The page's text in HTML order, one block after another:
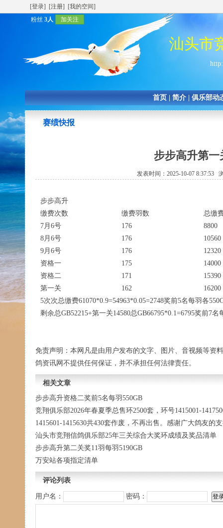
[登录] [注册]
[我的空间]
粉丝 3人 加关注
汕头市
首页 简介 俱乐部动
赛绩快报
步步高升第一
发表时间：2025-10-07 8:37:53
步步高升
缴费次数
缴费羽数
总缴
7月6号
176
8800
8月6号
176
10560
9月6号
176
12320
资格一
175
14000
资格二
171
15390
第一关
162
16200
5次次总缴费61070*0.9=54963*0.05=2748奖前5名每羽各
剩余总GB52215+第一关14580总GB66795*0.1=6795奖前7名
免责声明：本网凡是由用户发布的文字、图片、音视频等资
鸽资讯网不提供任何保证，并不承担任何法律责任。
相关文章
步步高升资格二奖前5名每羽550GB
竞翔俱乐部2026年春夏季总售环2500套，环号1415001-
1415601-1415630共430套作废，不再出售。感谢广大鸽友的
汕头市竞翔信鸽俱乐部25年三关综合大奖环成绩及奖品清单
步步高升第二关奖11羽每羽5190GB
万安站各项指定清单
评论列表
用户名： 密码：